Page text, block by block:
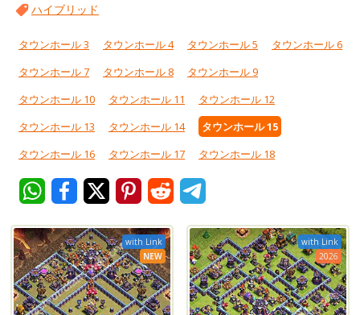
ハイブリッド
タウンホール 3 タウンホール 4 タウンホール 5
タウンホール 6
タウンホール 7
タウンホール 8
タウンホール 9
タウンホール 10
タウンホール 11
タウンホール 12
タウンホール 13
タウンホール 14
タウンホール 15
タウンホール 16
タウンホール 17 タウンホール 18
with Link
NEW
with Link
2026